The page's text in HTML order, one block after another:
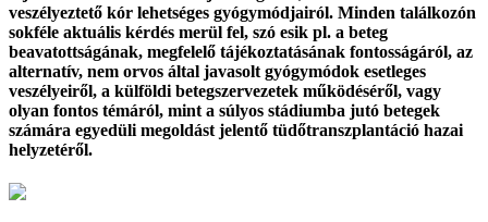
veszélyeztető kór lehetséges gyógymódjairól. Minden találkozón
sokféle aktuális kérdés merül fel, szó esik pl. a beteg
beavatottságának, megfelelő tájékoztatásának fontosságáról, az
alternatív, nem orvos által javasolt gyógymódok esetleges
veszélyeiről, a külföldi betegszervezetek működéséről, vagy
olyan fontos témáról, mint a súlyos stádiumba jutó betegek
számára egyedüli megoldást jelentő tüdőtranszplantáció hazai
helyzetéről.